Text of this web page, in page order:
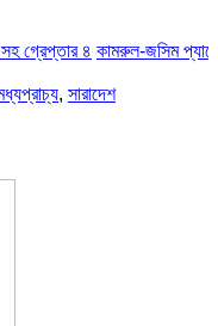
৪ কামরুল-জসিম প্যানেলের
, সারাদেশ